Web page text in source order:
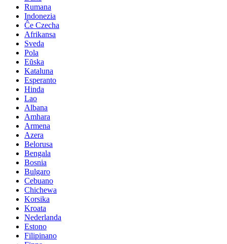
Rumana
Indonezia
Ĉe Czecha
Afrikansa
Sveda
Pola
Eŭska
Kataluna
Esperanto
Hinda
Lao
Albana
Amhara
Armena
Azera
Belorusa
Bengala
Bosnia
Bulgaro
Cebuano
Chichewa
Korsika
Kroata
Nederlanda
Estono
Filipinano